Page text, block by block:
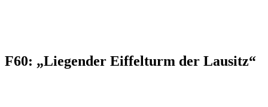
F60: „Liegender Eiffelturm der Lausitz“